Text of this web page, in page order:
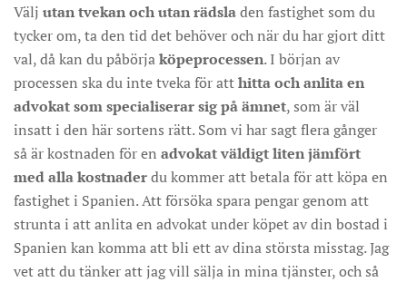
Välj utan tvekan och utan rädsladen fastighet som du
tycker om, ta den tid det behöver och när du har gjort ditt
val, då kan du påbörjaköpeprocessen. I början av
processen ska du inte tveka för atthitta och anlita en
advokat som specialiserar sig på ämnet, som är väl
insatt i den här sortens rätt. Som vi har sagt flera gånger
så är kostnaden för en advokat väldigt liten jämfört
med alla kostnaderdu kommer att betala för att köpa en
fastighet i Spanien. Att försöka spara pengar genom att
strunta i att anlita en advokat under köpet av din bostad i
Spanien kan komma att bli ett av dina största misstag. Jag
vet att du tänker att jag vill sälja in mina tjänster, och så